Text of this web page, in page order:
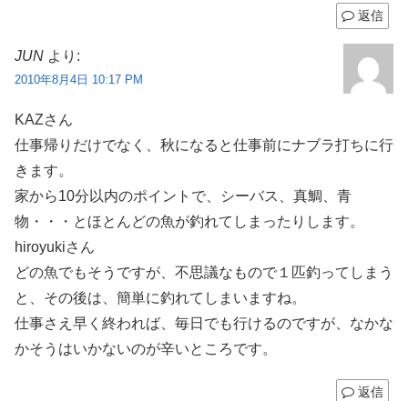
返信
JUN より:
2010年8月4日 10:17 PM
KAZさん
仕事帰りだけでなく、秋になると仕事前にナブラ打ちに行
きます。
家から10分以内のポイントで、シーバス、真鯛、青
物・・・とほとんどの魚が釣れてしまったりします。
hiroyukiさん
どの魚でもそうですが、不思議なもので１匹釣ってしまう
と、その後は、簡単に釣れてしまいますね。
仕事さえ早く終われば、毎日でも行けるのですが、なかな
かそうはいかないのが辛いところです。
返信